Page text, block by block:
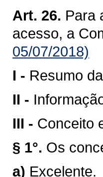
Art. 26. Para
acesso, a
05/07/2018)
I - Resumo
II -
III - Conceito
§ 1°. Os
a) Excelente.